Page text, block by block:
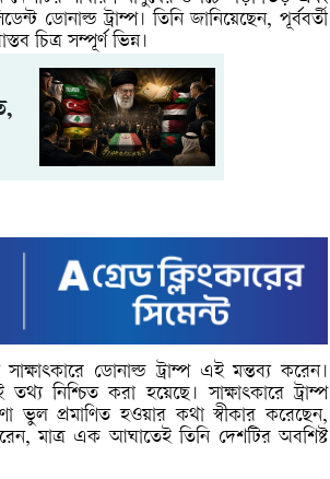
ডোনাল্ড ট্রাম্প। তিনি জানিয়েছেন, পূর্ববর্তী
চিত্র সম্পূর্ণ ভিন্ন।
ডোনাল্ড ট্রাম্প এই মন্তব্য করেন।
তথ্য নিশ্চিত করা হয়েছে।সাক্ষাৎকারে ট্রাম্প
ভুল প্রমাণিত হওয়ার কথা স্বীকার করেছেন,
মাত্র এক আঘাতেই তিনি দেশটির অবশিষ্ট